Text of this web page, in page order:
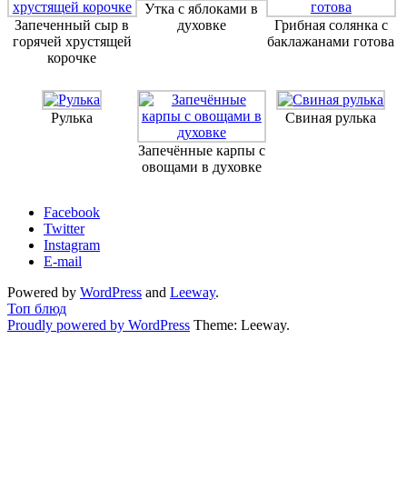
Запеченный сыр в
горячей хрустящей
корочке
Утка с яблоками в
духовке
Грибная солянка с
баклажанами готова
Рулька
Запечённые карпы с
овощами в духовке
Свиная рулька
Facebook
Twitter
Instagram
E-mail
Powered by WordPress and Leeway.
Топ блюд
Proudly powered by WordPress Theme: Leeway.